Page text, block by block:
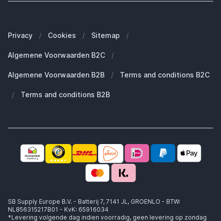
Zakelijke klanten (B2B)
Groot en uniek assortiment
400.000+ klanten geleverd
Welke MagSafe heb ik nodig?
Werken bij SB Supply
Working at SB Supply
Privacy / Cookies / Sitemap /
Algemene Voorwaarden B2C /
Algemene Voorwaarden B2B / Terms and conditions B2C
/ Terms and conditions B2B
SB Supply Europe B.V. - Batterij 7, 7141 JL, GROENLO - BTW:
NL856315217B01 - KvK: 65916034
*Levering volgende dag indien voorradig, geen levering op zondag